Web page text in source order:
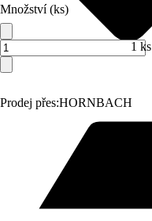
Prodej přes:HORNBACH
Množství (ks)
1 ks